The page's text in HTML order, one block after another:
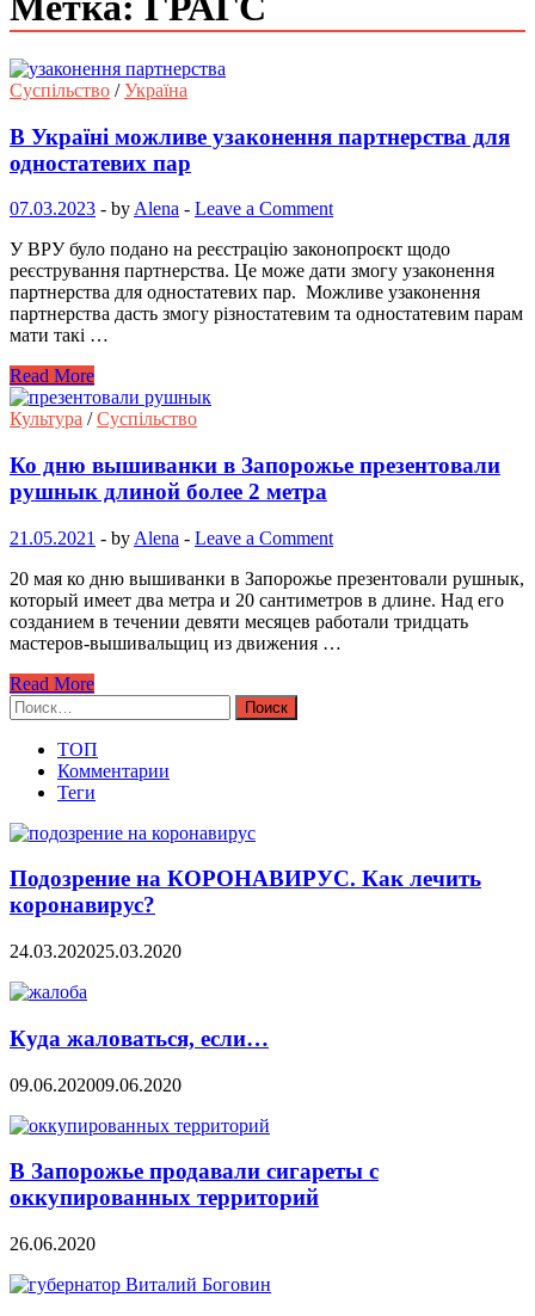
Суспільство /Україна
В Україні можливе узаконення партнерства для
одностатевих пар
07.03.2023 - by Alena - Leave a Comment
У ВРУ було подано на реєстрацію законопроєкт щодо
реєстрування партнерства. Це може дати змогу узаконення
партнерства для одностатевих пар. Можливе узаконення
партнерства дасть змогу різностатевим та одностатевим парам
мати такі …
Read More
Культура /Суспільство
Ко дню вышиванки в Запорожье презентовали
рушнык длиной более 2 метра
21.05.2021 - by Alena - Leave a Comment
20 мая ко дню вышиванки в Запорожье презентовали рушнык,
который имеет два метра и 20 сантиметров в длине. Над его
созданием в течении девяти месяцев работали тридцать
мастеров-вышивальщиц из движения …
Read More
Найти:
ТОП
Комментарии
Теги
Подозрение на КОРОНАВИРУС. Как лечить
коронавирус?
24.03.202025.03.2020
Куда жаловаться, если…
09.06.202009.06.2020
В Запорожье продавали сигареты с
оккупированных территорий
26.06.2020